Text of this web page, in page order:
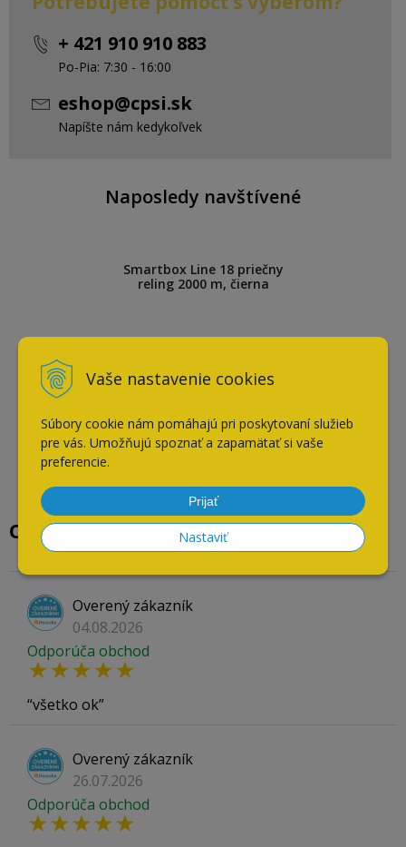
Vaše nastavenie cookies
Súbory cookie nám pomáhajú pri poskytovaní služieb
pre vás. Umožňujú spoznať a zapamätať si vaše
preferencie.
Prijať
Nastaviť
+ 421 910 910 883
Po-Pia: 7:30 - 16:00
eshop@cpsi.sk
Napíšte nám kedykoľvek
Naposledy navštívené
Smartbox Line 18 priečny
reling 2000 m, čierna
Overené našimi zákazníkmi
Overený zákazník
04.08.2026
Odporúča obchod
všetko ok
Overený zákazník
26.07.2026
Odporúča obchod